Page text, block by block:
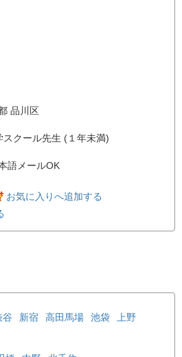
品川区
クール先生 (１年未満)
語メールOK
お気に入りへ追加する
谷 新宿 高田馬場 池袋
上野